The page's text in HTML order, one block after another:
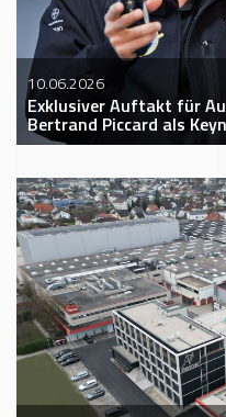
10.06.2026
Exklusiver Auftakt für
Bertrand Piccard als